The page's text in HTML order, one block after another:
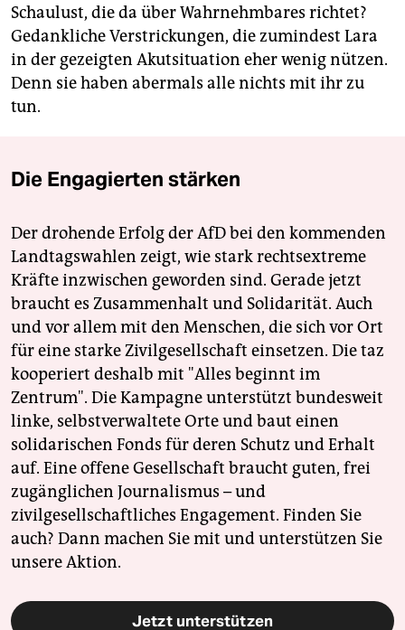
Schaulust, die da über Wahrnehmbares richtet?
Gedankliche Verstrickungen, die zumindest Lara
in der gezeigten Akutsituation eher wenig nützen.
Denn sie haben abermals alle nichts mit ihr zu
tun.
Die Engagierten stärken
Der drohende Erfolg der AfD bei den kommenden
Landtagswahlen zeigt, wie stark rechtsextreme
Kräfte inzwischen geworden sind. Gerade jetzt
braucht es Zusammenhalt und Solidarität. Auch
und vor allem mit den Menschen, die sich vor Ort
für eine starke Zivilgesellschaft einsetzen. Die taz
kooperiert deshalb mit "Alles beginnt im
Zentrum". Die Kampagne unterstützt bundesweit
linke, selbstverwaltete Orte und baut einen
solidarischen Fonds für deren Schutz und Erhalt
auf. Eine offene Gesellschaft braucht guten, frei
zugänglichen Journalismus – und
zivilgesellschaftliches Engagement. Finden Sie
auch? Dann machen Sie mit und unterstützen Sie
unsere Aktion.
Jetzt unterstützen